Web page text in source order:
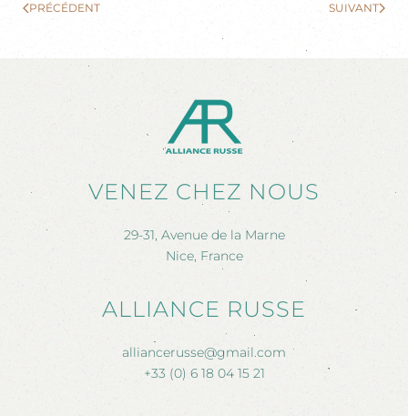
PRÉCÉDENT SUIVANT
VENEZ CHEZ NOUS
29-31, Avenue de la Marne
Nice, France
ALLIANCE RUSSE
alliancerusse@gmail.com
+33 (0) 6 18 04 15 21